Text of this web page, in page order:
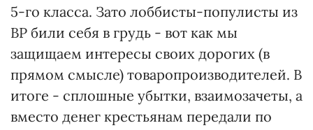
5-го класса. Зато лоббисты-популисты из
ВР били себя в грудь - вот как мы
защищаем интересы своих дорогих (в
прямом смысле) товаропроизводителей. В
итоге - сплошные убытки, взаимозачеты, а
вместо денег крестьянам передали по